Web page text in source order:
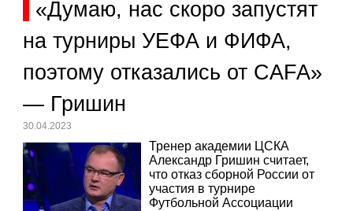
«Думаю, нас скоро запустят
на турниры УЕФА и ФИФА,
поэтому отказались от CAFA»
— Гришин
30.04.2023
Тренер академии ЦСКА
Александр Гришин считает,
что отказ сборной России от
участия в турнире
Футбольной Ассоциации